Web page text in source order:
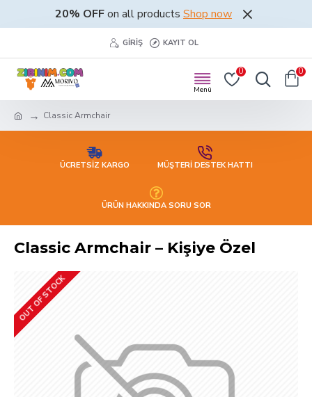
20% OFFon all products Shop now
GIRIŞ KAYIT OL
0 0
Classic Armchair
ÜCRETSİZ KARGO MÜŞTERİ DESTEK HATTI
ÜRÜN HAKKINDA SORU SOR
Classic Armchair – Kişiye Özel
OUT OF STOCK